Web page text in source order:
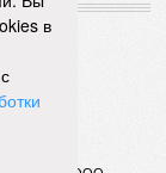
мэрии
в